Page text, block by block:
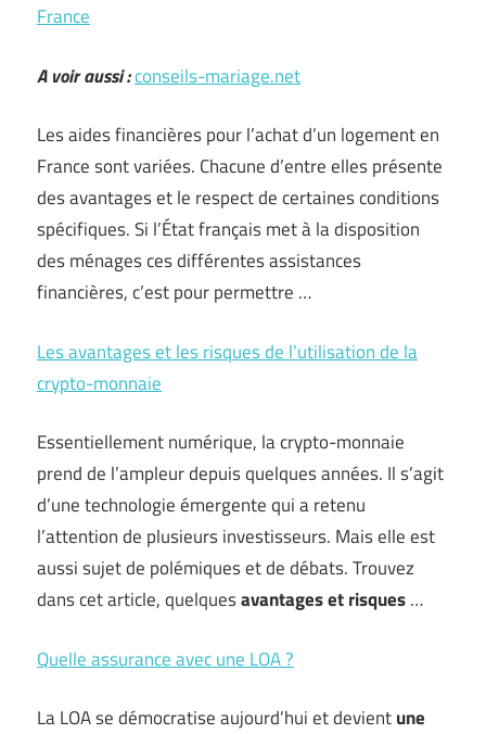
France
A voir aussi :conseils-mariage.net
Les aides financières pour l’achat d’un logement en
France sont variées. Chacune d’entre elles présente
des avantages et le respect de certaines conditions
spécifiques. Si l’État français met à la disposition
des ménages ces différentes assistances
financières, c’est pour permettre …
Les avantages et les risques de l’utilisation de la
crypto-monnaie
Essentiellement numérique, la crypto-monnaie
prend de l’ampleur depuis quelques années. Il s’agit
d’une technologie émergente qui a retenu
l’attention de plusieurs investisseurs. Mais elle est
aussi sujet de polémiques et de débats. Trouvez
dans cet article, quelquesavantages et risques…
Quelle assurance avec une LOA ?
La LOA se démocratise aujourd’hui et devientune